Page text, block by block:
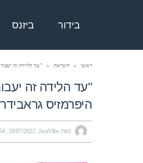
בידור ביזנס
ראשי » השראה » "עד הלידה זה
"עד הלידה זה
היפרמזיס
מאת IsraVibe 10/07/2022